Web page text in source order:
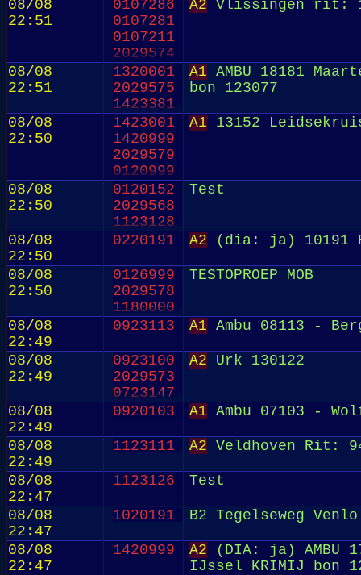
08/08
22:51
0107286
0107281
0107211
2029574
1320101
A2 Vlissingen rit:
08/08
22:51
1320001
2029575
1423381
A1 AMBU 18181
bon 123077
08/08
22:50
1423001
1420999
2029579
0120999
A1 13152
08/08
22:50
0120152
2029568
1123128
Test
08/08
22:50
0220191 A2 (dia: ja) 10191
08/08
22:50
0126999
2029578
1180000
TESTOPROEP MOB
08/08
22:49
0923113 A1 Ambu 08113 -
08/08
22:49
0923100
2029573
0723147
A2 Urk 130122
08/08
22:49
0920103 A1 Ambu 07103 -
08/08
22:49
1123111 A2 Veldhoven Rit:
08/08
22:47
1123126 Test
08/08
22:47
1020191 B2 Tegelseweg
08/08
22:47
1420999 A2 (DIA: ja) AMBU
IJssel KRIMIJ bon